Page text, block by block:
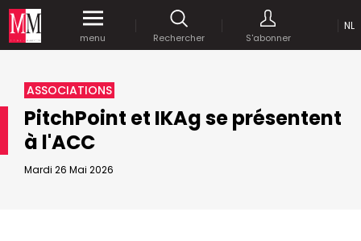
menu Rechercher S'abonner
NL
ASSOCIATIONS
PitchPoint et IKAg se présentent
à l'ACC
Mardi 26 Mai 2026
ENVOYER VOTRE MOT DE PASSE
MEDIA MARKETING
Mix Brussels - Boulevard du Souverain 25 boite 5
1170 Bruxelles - Belgique
E-mail :info@mm.be
selim@mm.be
Accédezgratuitementà tout notre